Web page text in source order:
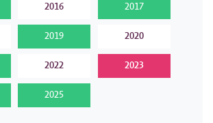
2016 2017
2019 2020
2022 2023
2025